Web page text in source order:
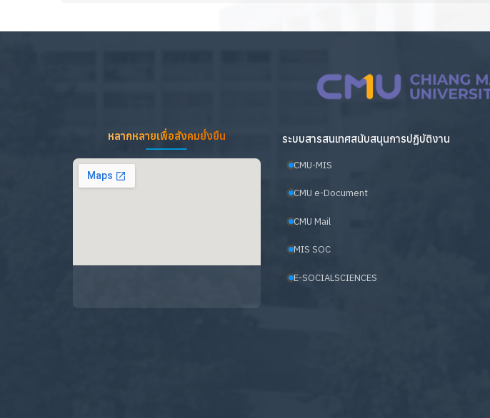
หลากหลายเพื่อสังคมยั่งยืน ระบบสารสนเทศสนับสนุนการปฏิบัติงาน
CMU-MIS
CMU e-Document
CMU Mail
MIS SOC
E-SOCIALSCIENCES